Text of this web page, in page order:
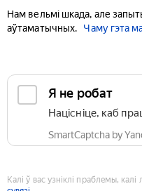
Нам вельмі шкада, але
аўтаматычных.
Чаму гэта
Я не робат
Націсніце, каб
SmartCaptcha by
Калі ў вас узніклі праблемы,